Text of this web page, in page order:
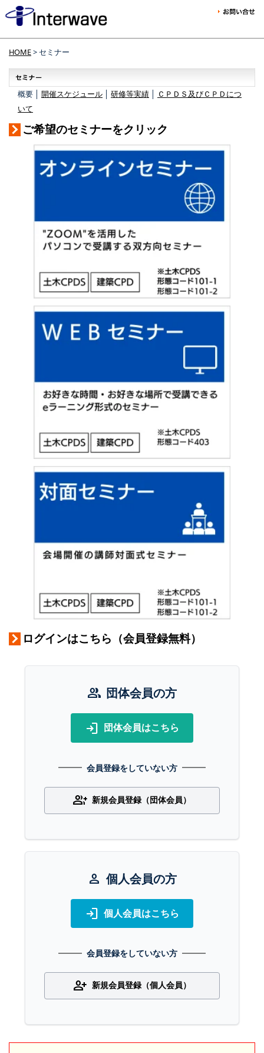
HOME> セミナー
概要 │ 開催スケジュール 研修等実績
ＣＰＤＳ及びＣＰＤにつ
いて
ご希望のセミナーをクリック
ログインはこちら（会員登録無料）
group 団体会員の方
login 団体会員はこちら
会員登録をしていない方
group_add 新規会員登録（団体会員）
person 個人会員の方
login 個人会員はこちら
会員登録をしていない方
person_add 新規会員登録（個人会員）